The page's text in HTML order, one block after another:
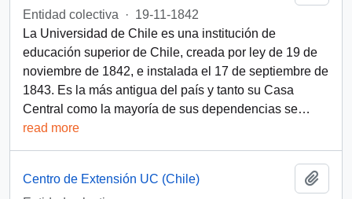
Entidad colectiva
· 19-11-1842
La Universidad de Chile es una institución de
educación superior de Chile, creada por ley de 19 de
noviembre de 1842, e instalada el 17 de septiembre de
1843.​ Es la más antigua del país y tanto su Casa
Central como la mayoría de sus dependencias se…
read more
Centro de Extensión UC (Chile)